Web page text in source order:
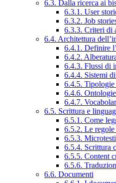
6.3. Dalla ricerca ai
6.3.1. User
6.3.2. Job
6.3.3. Criteri di
6.4. Architettura
6.4.1. Definire
6.4.2.
6.4.3. Flussi di
6.4.4. Sistemi
6.4.5.
6.4.6.
6.4.7.
6.5. Scrittura e
6.5.1. Come
6.5.2. Le
6.5.3. Microtesti
6.5.4. Scrittura
6.5.5. Content
6.5.6.
6.6. Documenti